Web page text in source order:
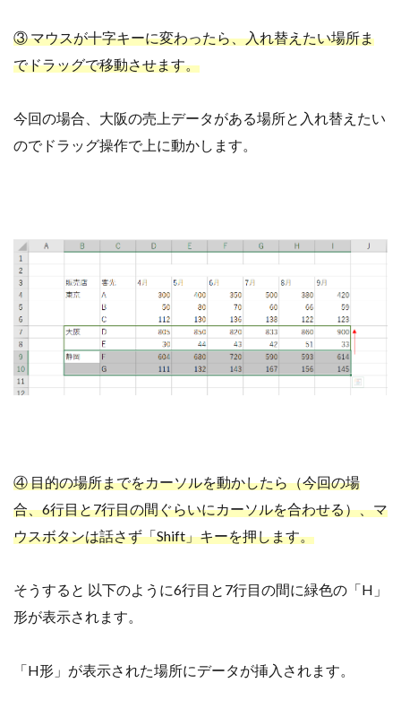
③ マウスが十字キーに変わったら、入れ替えたい場所ま
でドラッグで移動させます。
今回の場合、大阪の売上データがある場所と入れ替えたい
のでドラッグ操作で上に動かします。
④ 目的の場所までをカーソルを動かしたら（今回の場
合、6行目と7行目の間ぐらいにカーソルを合わせる）、マ
ウスボタンは話さず「Shift」キーを押します。
そうすると 以下のように6行目と7行目の間に緑色の「H」
形が表示されます。
「H形」が表示された場所にデータが挿入されます。